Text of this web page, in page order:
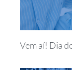
Vem aí! Dia